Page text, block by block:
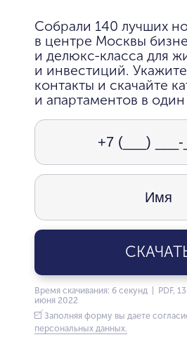
Собрали 140 лучших
в центре Москвы
и делюкс-класса для
и инвестиций.
контакты и скачайте
и апартаментов в один
Время скачивания: 6 секунд | PDF,
июня 2022
Заполняя форму вы даете
персональных данных.